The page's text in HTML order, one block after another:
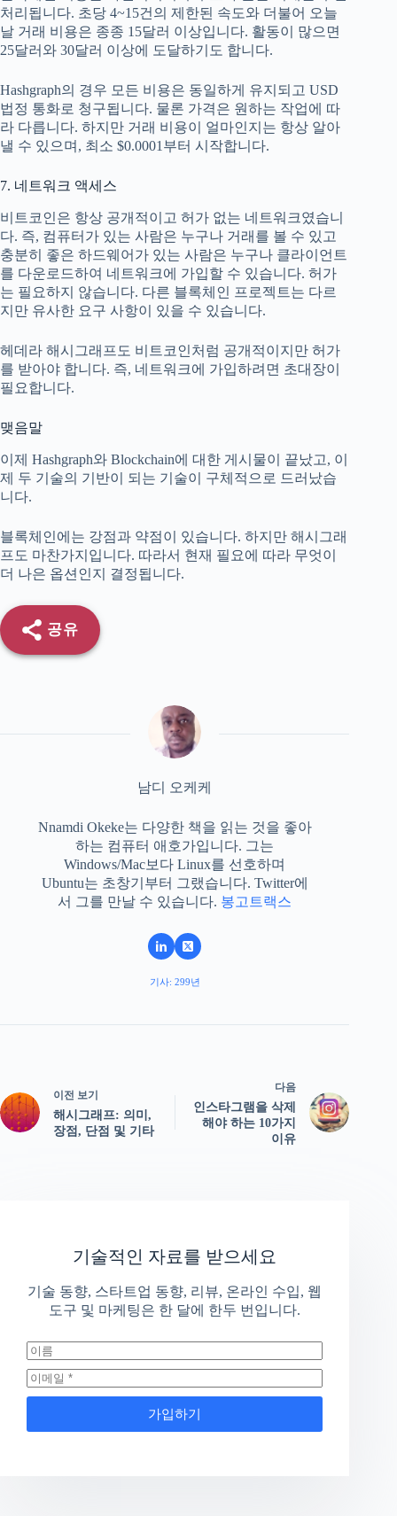
처리됩니다. 초당 4~15건의 제한된 속도와 더불어 오늘
날 거래 비용은 종종 15달러 이상입니다. 활동이 많으면
25달러와 30달러 이상에 도달하기도 합니다.
Hashgraph의 경우 모든 비용은 동일하게 유지되고 USD
법정 통화로 청구됩니다. 물론 가격은 원하는 작업에 따
라 다릅니다. 하지만 거래 비용이 얼마인지는 항상 알아
낼 수 있으며, 최소 $0.0001부터 시작합니다.
7. 네트워크 액세스
비트코인은 항상 공개적이고 허가 없는 네트워크였습니
다. 즉, 컴퓨터가 있는 사람은 누구나 거래를 볼 수 있고
충분히 좋은 하드웨어가 있는 사람은 누구나 클라이언트
를 다운로드하여 네트워크에 가입할 수 있습니다. 허가
는 필요하지 않습니다. 다른 블록체인 프로젝트는 다르
지만 유사한 요구 사항이 있을 수 있습니다.
헤데라 해시그래프도 비트코인처럼 공개적이지만 허가
를 받아야 합니다. 즉, 네트워크에 가입하려면 초대장이
필요합니다.
맺음말
이제 Hashgraph와 Blockchain에 대한 게시물이 끝났고, 이
제 두 기술의 기반이 되는 기술이 구체적으로 드러났습
니다.
블록체인에는 강점과 약점이 있습니다. 하지만 해시그래
프도 마찬가지입니다. 따라서 현재 필요에 따라 무엇이
더 나은 옵션인지 결정됩니다.
공유
남디 오케케
Nnamdi Okeke는 다양한 책을 읽는 것을 좋아
하는 컴퓨터 애호가입니다. 그는
Windows/Mac보다 Linux를 선호하며
Ubuntu는 초창기부터 그랬습니다. Twitter에
서 그를 만날 수 있습니다. 봉고트랙스
기사: 299년
이전 보기
해시그래프: 의미,
장점, 단점 및 기타
다음
인스타그램을 삭제
해야 하는 10가지
이유
기술적인 자료를 받으세요
기술 동향, 스타트업 동향, 리뷰, 온라인 수입, 웹
도구 및 마케팅은 한 달에 한두 번입니다.
가입하기